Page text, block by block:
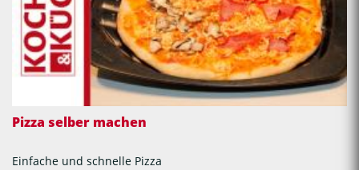
Pizza selber machen
Einfache und schnelle Pizza